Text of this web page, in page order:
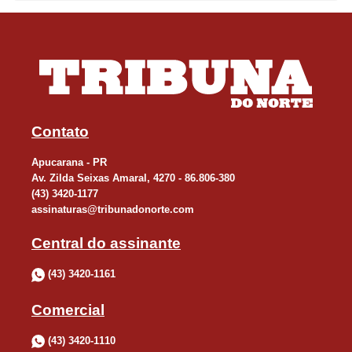
“Essa questão vem recebendo atenção prioritária na nossa
gestão e o anúncio desses recursos pelo deputado Pedro Lupion
Sérgio Onofre, ex-prefeito e hoje superintendente geral de Apoio
aos Municípios, destacou que a conquista é resultado de mais
um trabalho articulado por todo o grupo político. “Um trabalho
Rafael, com os vereadores e demais lideranças. São coisas
assim que nos dão motivo para continuar na política”, afirmou
PARCERIA
Contato
Apucarana - PR
Av. Zilda Seixas Amaral, 4270 - 86.806-380
(43) 3420-1177
assinaturas@tribunadonorte.com
Central do assinante
(43) 3420-1161
Comercial
(43) 3420-1110